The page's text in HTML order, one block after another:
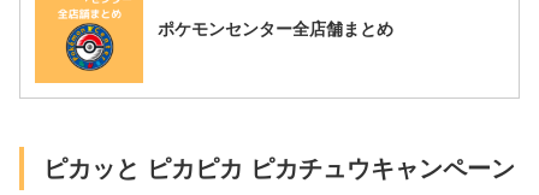
ポケモンセンター全店舗まとめ
ピカッと ピカピカ ピカチュウキャンペーン